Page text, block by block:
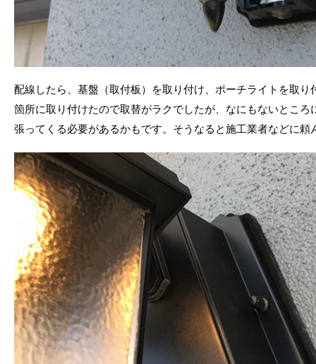
配線したら、基盤（取付板）を取り付け、ポーチライトを取
箇所に取り付けたので取替がラクでしたが、なにもないとこ
張ってくる必要があるかもです。そうなると施工業者などに頼